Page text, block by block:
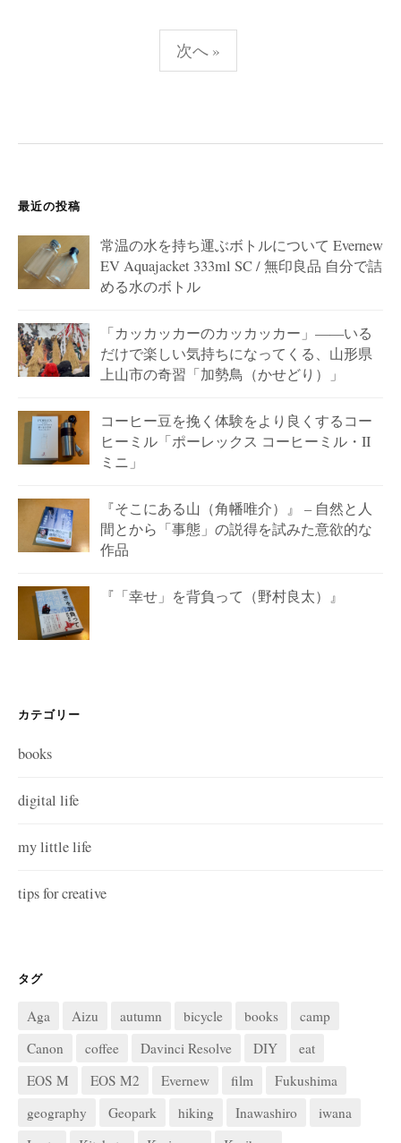
ー
送
次へ »
最近の投稿
常温の水を持ち運ぶボトルについて Evernew
EV Aquajacket 333ml SC / 無印良品 自分で詰
める水のボトル
「カッカッカーのカッカッカー」——いる
だけで楽しい気持ちになってくる、山形県
上山市の奇習「加勢鳥（かせどり）」
コーヒー豆を挽く体験をより良くするコー
ヒーミル「ポーレックス コーヒーミル・II
ミニ」
『そこにある山（角幡唯介）』 – 自然と人
間とから「事態」の説得を試みた意欲的な
作品
『「幸せ」を背負って（野村良太）』
カテゴリー
books
digital life
my little life
tips for creative
タグ
Aga Aizu autumn bicycle books
camp
Canon
coffee Davinci Resolve DIY
eat
EOS M
EOS M2 Evernew film
Fukushima
geography
Geopark hiking Inawashiro
iwana